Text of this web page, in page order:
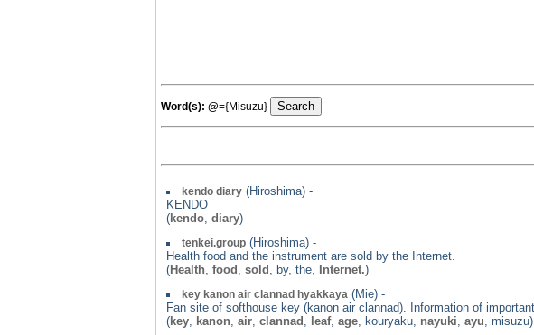
Word(s): @={Misuzu}
kendo diary (Hiroshima) -
KENDO
(kendo diary)
tenkei.group (Hiroshima) -
Health food and the instrument are sold by the Internet.
(Health food sold , by, the, Internet.)
key kanon air clannad hyakkaya (Mie) -
Fan site of softhouse key (kanon air clannad). Information of
(key kanon air clannad leaf, age , kouryaku, nayuki ayu , misuzu)